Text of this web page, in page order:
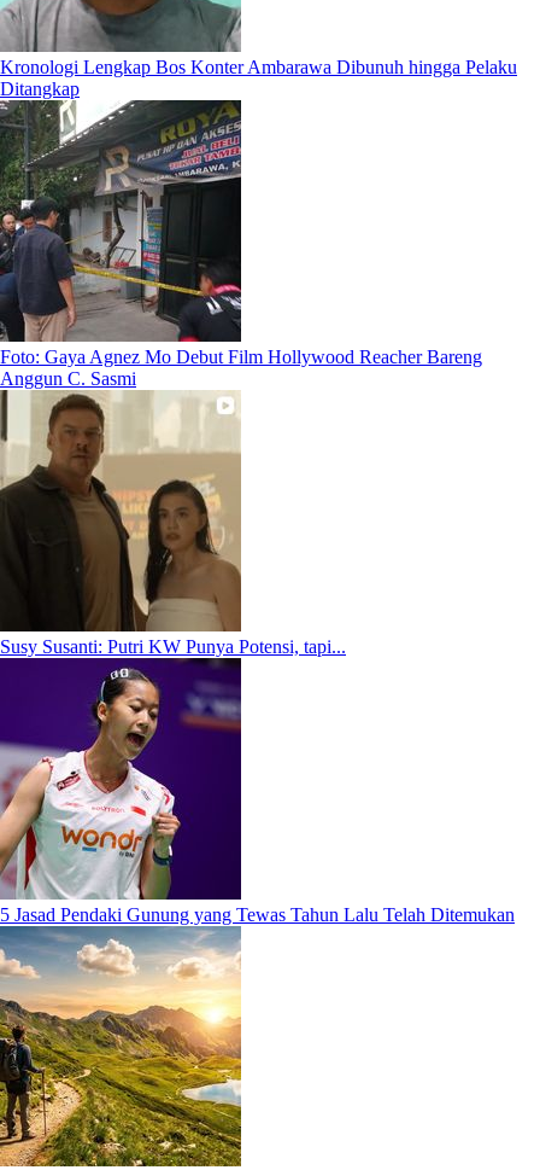
Kronologi Lengkap Bos Konter Ambarawa Dibunuh hingga Pelaku
Ditangkap
Foto: Gaya Agnez Mo Debut Film Hollywood Reacher Bareng
Anggun C. Sasmi
Susy Susanti: Putri KW Punya Potensi, tapi...
5 Jasad Pendaki Gunung yang Tewas Tahun Lalu Telah Ditemukan